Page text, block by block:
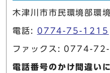
木津川市市民環境部環
電話: 0774-75-1215
ファックス: 0774-
電話番号のかけ間違い